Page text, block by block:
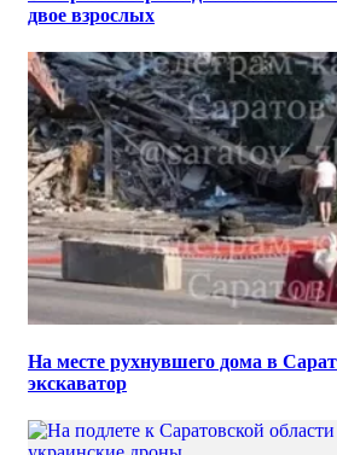
двое взрослых
На месте рухнувшего дома в
экскаватор